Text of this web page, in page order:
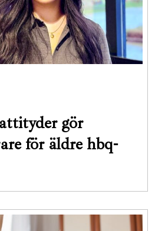
gör
för äldre hbq-